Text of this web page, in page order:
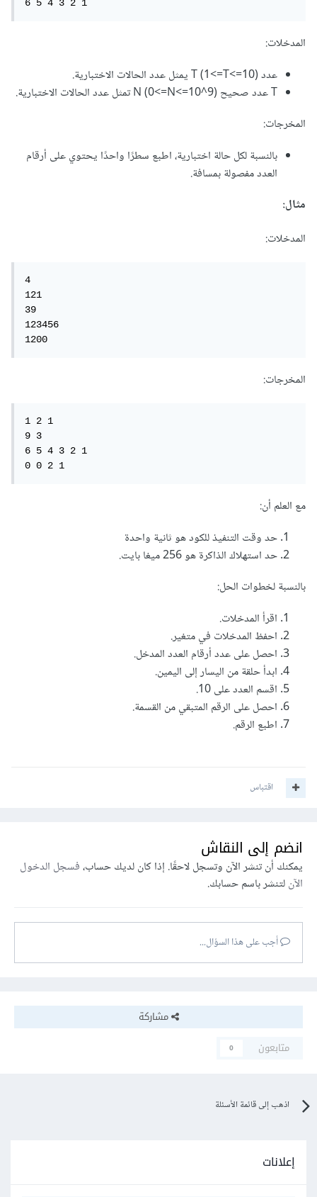
6 5 4 3 2 1
المدخلات:
عدد T (1<=T<=10) يمثل عدد الحالات الاختبارية.
T عدد صحيح N (0<=N<=10^9) تمثل عدد الحالات الاختبارية.
المخرجات:
بالنسبة لكل حالة اختبارية، اطبع سطرًا واحدًا يحتوي على أرقام
العدد مفصولة بمسافة.
مثال:
المدخلات:
4
121
39
123456
1200
المخرجات:
1 2 1
9 3
6 5 4 3 2 1
0 0 2 1
مع العلم أن:
حد وقت التنفيذ للكود هو ثانية واحدة
حد استهلاك الذاكرة هو 256 ميغا بايت.
بالنسبة لخطوات الحل:
اقرأ المدخلات.
احفظ المدخلات في متغير.
احصل على عدد أرقام العدد المدخل.
ابدأ حلقة من اليسار إلى اليمين.
اقسم العدد على 10.
احصل على الرقم المتبقي من القسمة.
اطبع الرقم.
اقتباس
انضم إلى النقاش
يمكنك أن تنشر الآن وتسجل لاحقًا. إذا كان لديك حساب،فسجل الدخول
الآنلتنشر باسم حسابك.
أجب على هذا السؤال...
مشاركة
متابعون
0
اذهب إلى قائمة الأسئلة
إعلانات